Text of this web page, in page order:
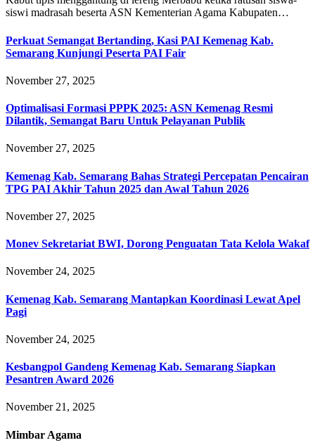
siswi madrasah beserta ASN Kementerian Agama Kabupaten…
Perkuat Semangat Bertanding, Kasi PAI Kemenag Kab.
Semarang Kunjungi Peserta PAI Fair
November 27, 2025
Optimalisasi Formasi PPPK 2025: ASN Kemenag Resmi
Dilantik, Semangat Baru Untuk Pelayanan Publik
November 27, 2025
Kemenag Kab. Semarang Bahas Strategi Percepatan Pencairan
TPG PAI Akhir Tahun 2025 dan Awal Tahun 2026
November 27, 2025
Monev Sekretariat BWI, Dorong Penguatan Tata Kelola Wakaf
November 24, 2025
Kemenag Kab. Semarang Mantapkan Koordinasi Lewat Apel
Pagi
November 24, 2025
Kesbangpol Gandeng Kemenag Kab. Semarang Siapkan
Pesantren Award 2026
November 21, 2025
Mimbar Agama